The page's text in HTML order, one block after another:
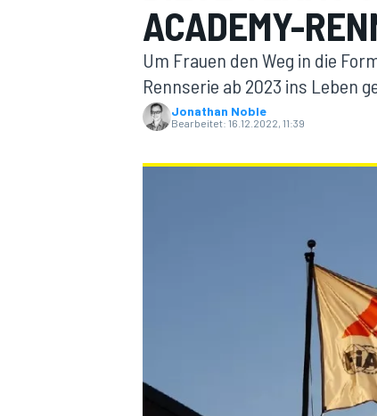
ACADEMY-
Um Frauen den Weg in die
Rennserie ab 2023 ins Leben
Jonathan Noble
Bearbeitet: 16.12.2022, 11:39